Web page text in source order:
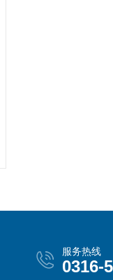
服务热线
0316-